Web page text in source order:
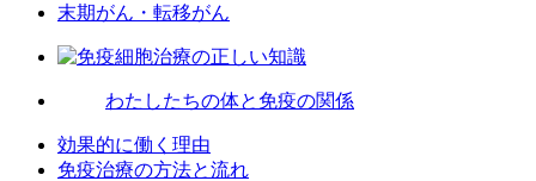
末期がん・転移がん
わたしたちの体と免疫の関係
効果的に働く理由
免疫治療の方法と流れ